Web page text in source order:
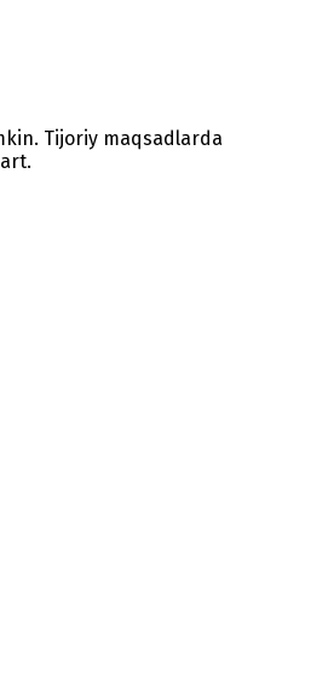
Tijoriy maqsadlarda